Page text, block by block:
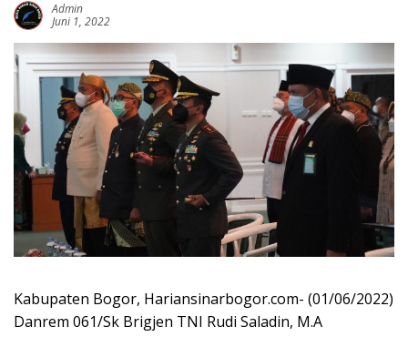
Admin
Juni 1, 2022
Kabupaten Bogor, Hariansinarbogor.com- (01/06/2022)
Danrem 061/Sk Brigjen TNI Rudi Saladin, M.A